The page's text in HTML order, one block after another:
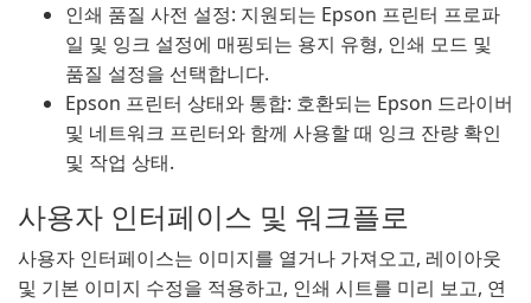
인쇄 품질 사전 설정: 지원되는 Epson 프린터 프로파
일 및 잉크 설정에 매핑되는 용지 유형, 인쇄 모드 및
품질 설정을 선택합니다.
Epson 프린터 상태와 통합: 호환되는 Epson 드라이버
및 네트워크 프린터와 함께 사용할 때 잉크 잔량 확인
및 작업 상태.
사용자 인터페이스 및 워크플로
사용자 인터페이스는 이미지를 열거나 가져오고, 레이아웃
및 기본 이미지 수정을 적용하고, 인쇄 시트를 미리 보고, 연